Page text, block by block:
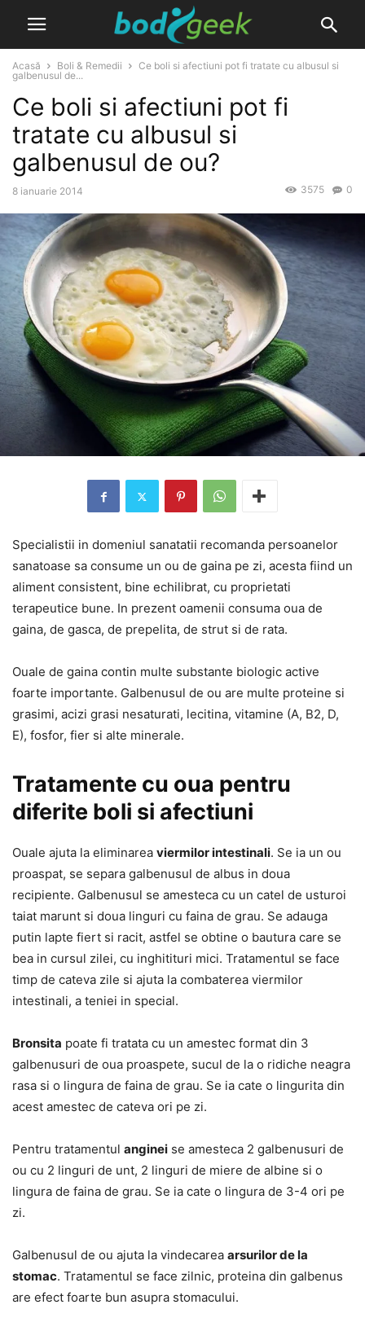
Acasă Boli & Remedii
Ce boli si afectiuni pot fi tratate cu albusul si
galbenusul de...
Ce boli si afectiuni pot fi
tratate cu albusul si
galbenusul de ou?
8 ianuarie 2014 0
3575
Specialistii in domeniul sanatatii recomanda persoanelor
sanatoase sa consume un ou de gaina pe zi, acesta fiind un
aliment consistent, bine echilibrat, cu proprietati
terapeutice bune. In prezent oamenii consuma oua de
gaina, de gasca, de prepelita, de strut si de rata.
Ouale de gaina contin multe substante biologic active
foarte importante. Galbenusul de ou are multe proteine si
grasimi, acizi grasi nesaturati, lecitina, vitamine (A, B2, D,
E), fosfor, fier si alte minerale.
Tratamente cu oua pentru
diferite boli si afectiuni
Ouale ajuta la eliminarea viermilor intestinali. Se ia un ou
proaspat, se separa galbenusul de albus in doua
recipiente. Galbenusul se amesteca cu un catel de usturoi
taiat marunt si doua linguri cu faina de grau. Se adauga
putin lapte fiert si racit, astfel se obtine o bautura care se
bea in cursul zilei, cu inghitituri mici. Tratamentul se face
timp de cateva zile si ajuta la combaterea viermilor
intestinali, a teniei in special.
Bronsita poate fi tratata cu un amestec format din 3
galbenusuri de oua proaspete, sucul de la o ridiche neagra
rasa si o lingura de faina de grau. Se ia cate o lingurita din
acest amestec de cateva ori pe zi.
Pentru tratamentul anginei se amesteca 2 galbenusuri de
ou cu 2 linguri de unt, 2 linguri de miere de albine si o
lingura de faina de grau. Se ia cate o lingura de 3-4 ori pe
zi.
Galbenusul de ou ajuta la vindecarea arsurilor de la
stomac. Tratamentul se face zilnic, proteina din galbenus
are efect foarte bun asupra stomacului.